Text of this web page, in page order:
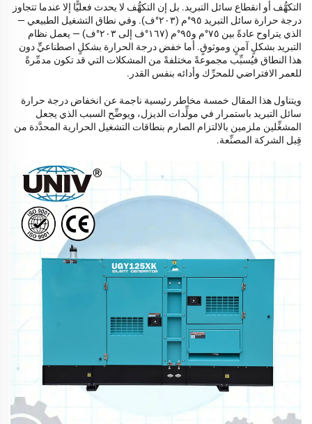
التكهُّف أو انقطاع سائل التبريد. بل إن التكهُّف لا يحدث فعليًّا إلا عندما تتجاوز
درجة حرارة سائل التبريد ٩٥°م (٢٠٣°ف). وفي نطاق التشغيل الطبيعي —
الذي يتراوح عادةً بين ٧٥°م و٩٥°م (١٦٧°ف إلى ٢٠٣°ف) — يعمل نظام
التبريد بشكلٍ آمنٍ وموثوقٍ. أما خفض درجة الحرارة بشكلٍ اصطناعيٍّ دون
هذا النطاق فيُسبِّب مجموعةً مختلفةً من المشكلات التي قد تكون مدمِّرةً
للعمر الافتراضي للمحرِّك وأدائه بنفس القدر.
ويتناول هذا المقال خمسة مخاطر رئيسية ناجمة عن انخفاض درجة حرارة
سائل التبريد باستمرار في مولِّدات الديزل، ويوضِّح السبب الذي يجعل
المشغِّلين ملزمين بالالتزام الصارم بنطاقات التشغيل الحرارية المحدَّدة من
قِبل الشركة المصنِّعة.